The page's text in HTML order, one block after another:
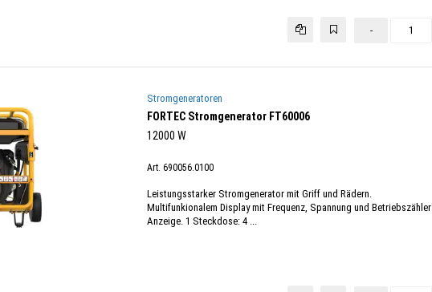
-
Stromgeneratoren
FORTEC Stromgenerator FT60006
12000 W
Art. 690056.0100
Leistungsstarker Stromgenerator mit Griff und Rädern.
Multifunkionalem Display mit Frequenz, Spannung und Betriebszähler
Anzeige. 1 Steckdose: 4 ...